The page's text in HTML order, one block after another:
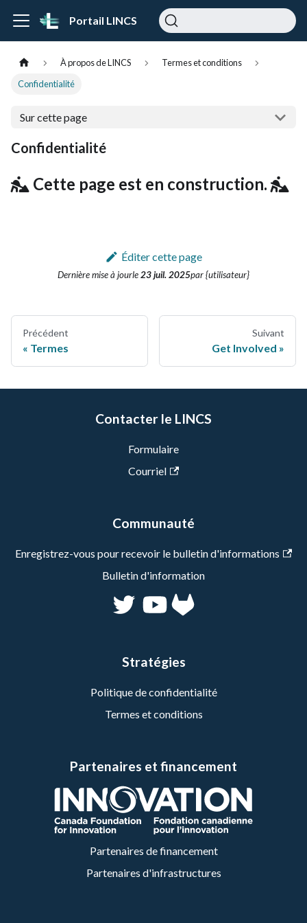
Portail LINCS
À propos de LINCS
Termes et conditions
Confidentialité
Sur cette page
Confidentialité
Cette page est en construction.
Éditer cette page
Dernière mise à jourle23 juil. 2025par {utilisateur}
Précédent
Termes
Suivant
Get Involved
Contacter le LINCS
Formulaire
Courriel
Communauté
Enregistrez-vous pour recevoir le bulletin d'informations
Bulletin d'information
Stratégies
Politique de confidentialité
Termes et conditions
Partenaires et financement
Partenaires de financement
Partenaires d'infrastructures